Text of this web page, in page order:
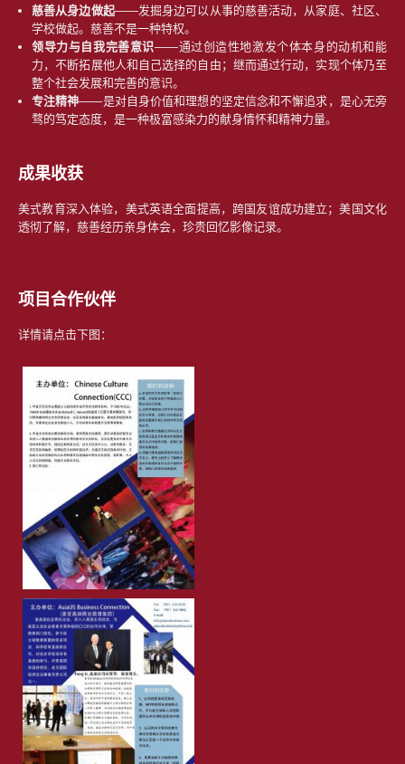
慈善从身边做起——发掘身边可以从事的慈善活动，从家庭、社区、
学校做起。慈善不是一种特权。
领导力与自我完善意识——通过创造性地激发个体本身的动机和能
力，不断拓展他人和自己选择的自由；继而通过行动，实现个体乃至
整个社会发展和完善的意识。
专注精神——是对自身价值和理想的坚定信念和不懈追求，是心无旁
骛的笃定态度，是一种极富感染力的献身情怀和精神力量。
成果收获
美式教育深入体验，美式英语全面提高，跨国友谊成功建立；美国文化
透彻了解，慈善经历亲身体会，珍贵回忆影像记录。
项目合作伙伴
详情请点击下图：